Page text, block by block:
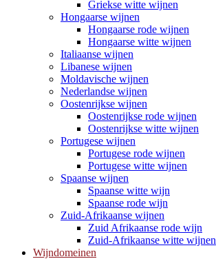
Griekse witte wijnen
Hongaarse wijnen
Hongaarse rode wijnen
Hongaarse witte wijnen
Italiaanse wijnen
Libanese wijnen
Moldavische wijnen
Nederlandse wijnen
Oostenrijkse wijnen
Oostenrijkse rode wijnen
Oostenrijkse witte wijnen
Portugese wijnen
Portugese rode wijnen
Portugese witte wijnen
Spaanse wijnen
Spaanse witte wijn
Spaanse rode wijn
Zuid-Afrikaanse wijnen
Zuid Afrikaanse rode wijn
Zuid-Afrikaanse witte wijnen
Wijndomeinen